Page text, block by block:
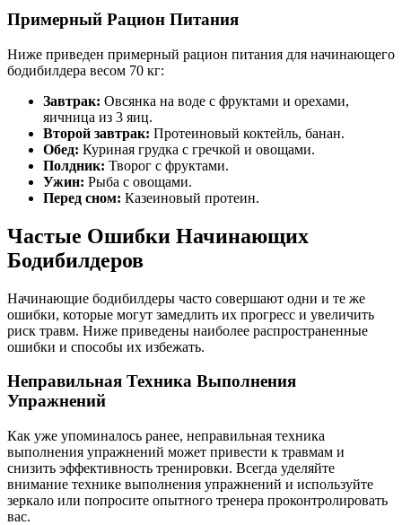
Примерный Рацион Питания
Ниже приведен примерный рацион питания для начинающего
бодибилдера весом 70 кг:
Завтрак: Овсянка на воде с фруктами и орехами,
яичница из 3 яиц.
Второй завтрак: Протеиновый коктейль, банан.
Обед: Куриная грудка с гречкой и овощами.
Полдник: Творог с фруктами.
Ужин: Рыба с овощами.
Перед сном: Казеиновый протеин.
Частые Ошибки Начинающих
Бодибилдеров
Начинающие бодибилдеры часто совершают одни и те же
ошибки, которые могут замедлить их прогресс и увеличить
риск травм. Ниже приведены наиболее распространенные
ошибки и способы их избежать.
Неправильная Техника Выполнения
Упражнений
Как уже упоминалось ранее, неправильная техника
выполнения упражнений может привести к травмам и
снизить эффективность тренировки. Всегда уделяйте
внимание технике выполнения упражнений и используйте
зеркало или попросите опытного тренера проконтролировать
вас.